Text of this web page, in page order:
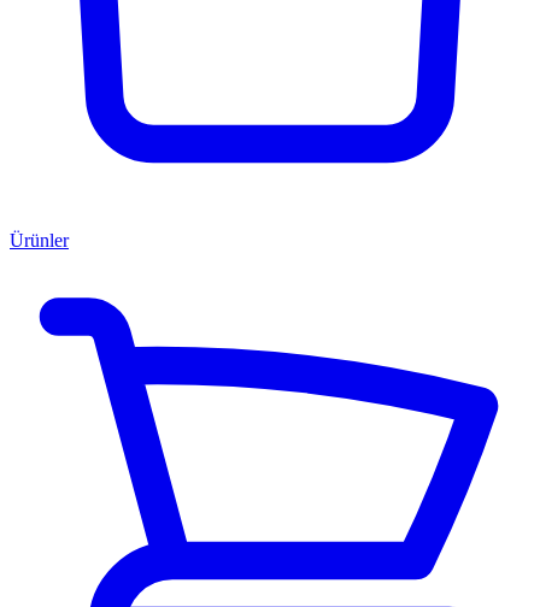
Ürünler